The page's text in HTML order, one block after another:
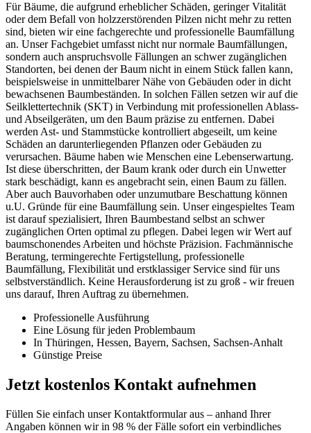
Für Bäume, die aufgrund erheblicher Schäden, geringer Vitalität
oder dem Befall von holzzerstörenden Pilzen nicht mehr zu retten
sind, bieten wir eine fachgerechte und professionelle Baumfällung
an. Unser Fachgebiet umfasst nicht nur normale Baumfällungen,
sondern auch anspruchsvolle Fällungen an schwer zugänglichen
Standorten, bei denen der Baum nicht in einem Stück fallen kann,
beispielsweise in unmittelbarer Nähe von Gebäuden oder in dicht
bewachsenen Baumbeständen. In solchen Fällen setzen wir auf die
Seilklettertechnik (SKT) in Verbindung mit professionellen Ablass-
und Abseilgeräten, um den Baum präzise zu entfernen. Dabei
werden Ast- und Stammstücke kontrolliert abgeseilt, um keine
Schäden an darunterliegenden Pflanzen oder Gebäuden zu
verursachen. Bäume haben wie Menschen eine Lebenserwartung.
Ist diese überschritten, der Baum krank oder durch ein Unwetter
stark beschädigt, kann es angebracht sein, einen Baum zu fällen.
Aber auch Bauvorhaben oder unzumutbare Beschattung können
u.U. Gründe für eine Baumfällung sein. Unser eingespieltes Team
ist darauf spezialisiert, Ihren Baumbestand selbst an schwer
zugänglichen Orten optimal zu pflegen. Dabei legen wir Wert auf
baumschonendes Arbeiten und höchste Präzision. Fachmännische
Beratung, termingerechte Fertigstellung, professionelle
Baumfällung, Flexibilität und erstklassiger Service sind für uns
selbstverständlich. Keine Herausforderung ist zu groß - wir freuen
uns darauf, Ihren Auftrag zu übernehmen.
Professionelle Ausführung
Eine Lösung für jeden Problembaum
In Thüringen, Hessen, Bayern, Sachsen, Sachsen-Anhalt
Günstige Preise
Jetzt kostenlos Kontakt aufnehmen
Füllen Sie einfach unser Kontaktformular aus – anhand Ihrer
Angaben können wir in 98 % der Fälle sofort ein verbindliches